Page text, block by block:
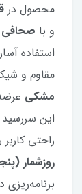
محصول در
و با صحافی
استفاده
مقاوم و
مشکی
این سررسید
راحتی
روزشمار